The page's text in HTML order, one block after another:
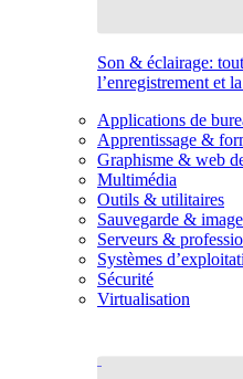
Son & éclairage:
l’enregistrement et
Applications de
Apprentissage &
Graphisme & web
Multimédia
Outils & utilitaires
Sauvegarde &
Serveurs &
Systèmes
Sécurité
Virtualisation